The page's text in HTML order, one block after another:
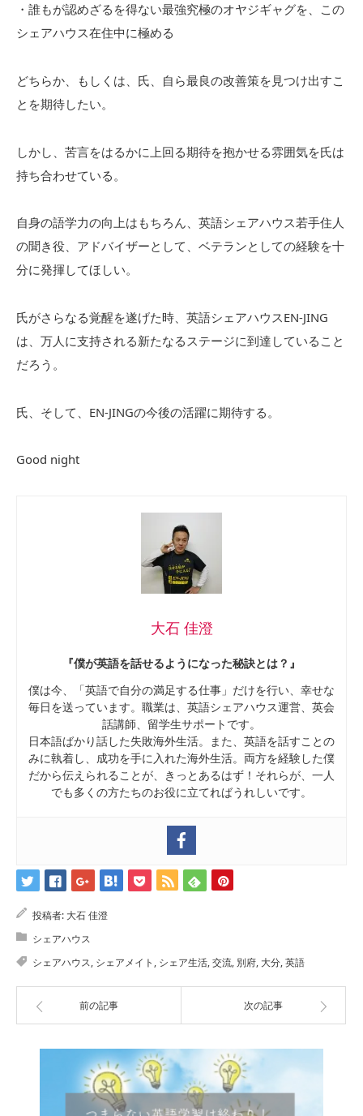
・誰もが認めざるを得ない最強究極のオヤジギャグを、この
シェアハウス在住中に極める
どちらか、もしくは、氏、自ら最良の改善策を見つけ出すこ
とを期待したい。
しかし、苦言をはるかに上回る期待を抱かせる雰囲気を氏は
持ち合わせている。
自身の語学力の向上はもちろん、英語シェアハウス若手住人
の聞き役、アドバイザーとして、ベテランとしての経験を十
分に発揮してほしい。
氏がさらなる覚醒を遂げた時、英語シェアハウスEN-JING
は、万人に支持される新たなるステージに到達していること
だろう。
氏、そして、EN-JINGの今後の活躍に期待する。
Good night
大石 佳澄
『僕が英語を話せるようになった秘訣とは？』
僕は今、「英語で自分の満足する仕事」だけを行い、幸せな
毎日を送っています。職業は、英語シェアハウス運営、英会
話講師、留学生サポートです。
日本語ばかり話した失敗海外生活。また、英語を話すことの
みに執着し、成功を手に入れた海外生活。両方を経験した僕
だから伝えられることが、きっとあるはず！それらが、一人
でも多くの方たちのお役に立てればうれしいです。
投稿者: 大石 佳澄
シェアハウス
シェアハウス, シェアメイト , シェア生活,交流, 別府, 大分,英語
前の記事 次の記事